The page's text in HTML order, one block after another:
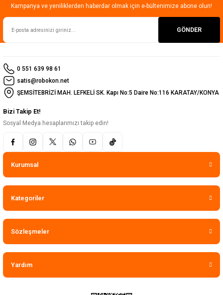
Kampanya ve yeniliklerden haberdar olmak için e-bültenimize abone olun!
GÖNDER
0 551 639 98 61
satis@robokon.net
ŞEMSİTEBRİZİ MAH. LEFKELİ SK. Kapı No:5 Daire No:116 KARATAY/KONYA
Bizi Takip Et!
Sosyal Medya hesaplarımızı takip edin!
Kurumsal
Kategoriler
Sözleşmeler
Yardım